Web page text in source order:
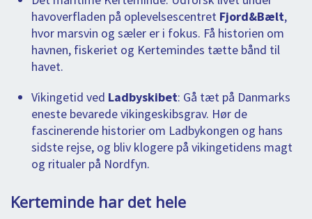
havoverfladen på oplevelsescentret Fjord&Bælt,
hvor marsvin og sæler er i fokus. Få historien om
havnen, fiskeriet og Kertemindes tætte bånd til
havet.
Vikingetid ved Ladbyskibet: Gå tæt på Danmarks
eneste bevarede vikingeskibsgrav. Hør de
fascinerende historier om Ladbykongen og hans
sidste rejse, og bliv klogere på vikingetidens magt
og ritualer på Nordfyn.
Kerteminde har det hele